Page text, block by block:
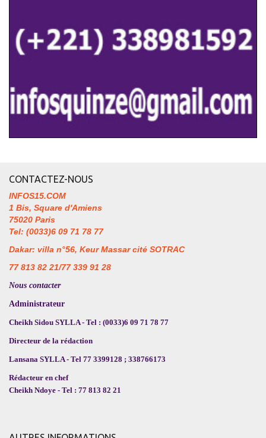
CONTACTEZ-NOUS
INFOS15.COM
1 Bis, Square d'Amiens
75020 Paris
Tel: (0033)6 09 71 78 77
Dakar: villa n°56, Keur Massar cité SOTRAC
77 813 82 21/77 339 91 28
Nous contacter
Administrateur
Cheikh Sidou SYLLA - Tel : (0033)6 09 71 78 77
Directeur de la rédaction
Lansana SYLLA - Tel 77 3399128 ; 338766173
Rédacteur en chef
Cheikh Ndoye - Tel : 77 813 82 21